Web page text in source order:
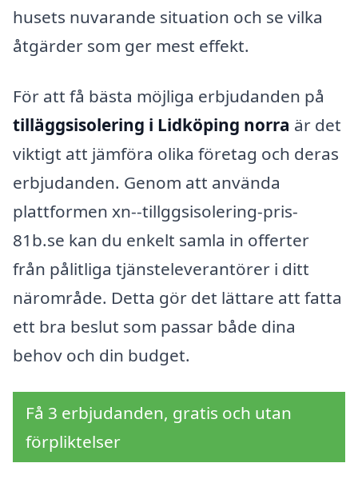
husets nuvarande situation och se vilka
åtgärder som ger mest effekt.
För att få bästa möjliga erbjudanden på
tilläggsisolering i Lidköping norra är det
viktigt att jämföra olika företag och deras
erbjudanden. Genom att använda
plattformen xn--tillggsisolering-pris-
81b.se kan du enkelt samla in offerter
från pålitliga tjänsteleverantörer i ditt
närområde. Detta gör det lättare att fatta
ett bra beslut som passar både dina
behov och din budget.
Få 3 erbjudanden, gratis och utan
förpliktelser